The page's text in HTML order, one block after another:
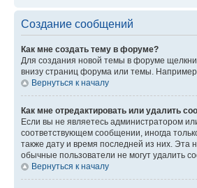
Создание сообщений
Как мне создать тему в форуме?
Для создания новой темы в форуме
внизу страниц форума или темы.
Вернуться к началу
Как мне отредактировать или удалить
Если вы не являетесь администратором
соответствующем сообщении, иногда
также дату и время последней из них. Эта
обычные пользователи не могут удалить
Вернуться к началу